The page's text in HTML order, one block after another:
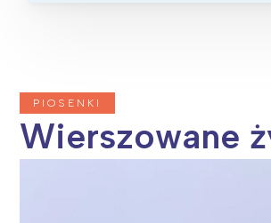
PIOSENKI
Wierszowane